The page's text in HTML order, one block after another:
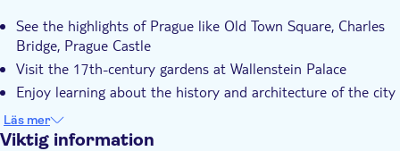
Entréavgift ingår
Guidad rundtur
Lokal prägel
See the highlights of Prague like Old Town Square, Charles
Bridge, Prague Castle
Visit the 17th-century gardens at Wallenstein Palace
Enjoy learning about the history and architecture of the city
Take in the views from Prague Castle and soak up the city's
eclectic atmosphere
Läs mer
Viktig information